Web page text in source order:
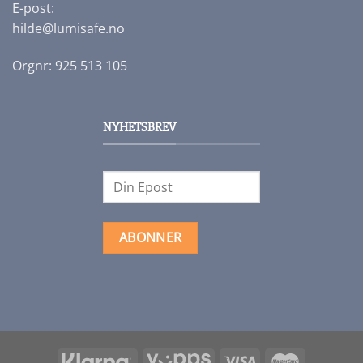
E-post:
hilde@lumisafe.no
Orgnr: 925 513 105
NYHETSBREV